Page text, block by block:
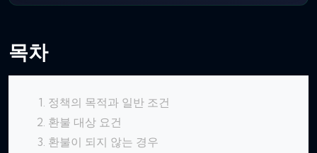
목차
정책의 목적과 일반 조건
환불 대상 요건
환불이 되지 않는 경우